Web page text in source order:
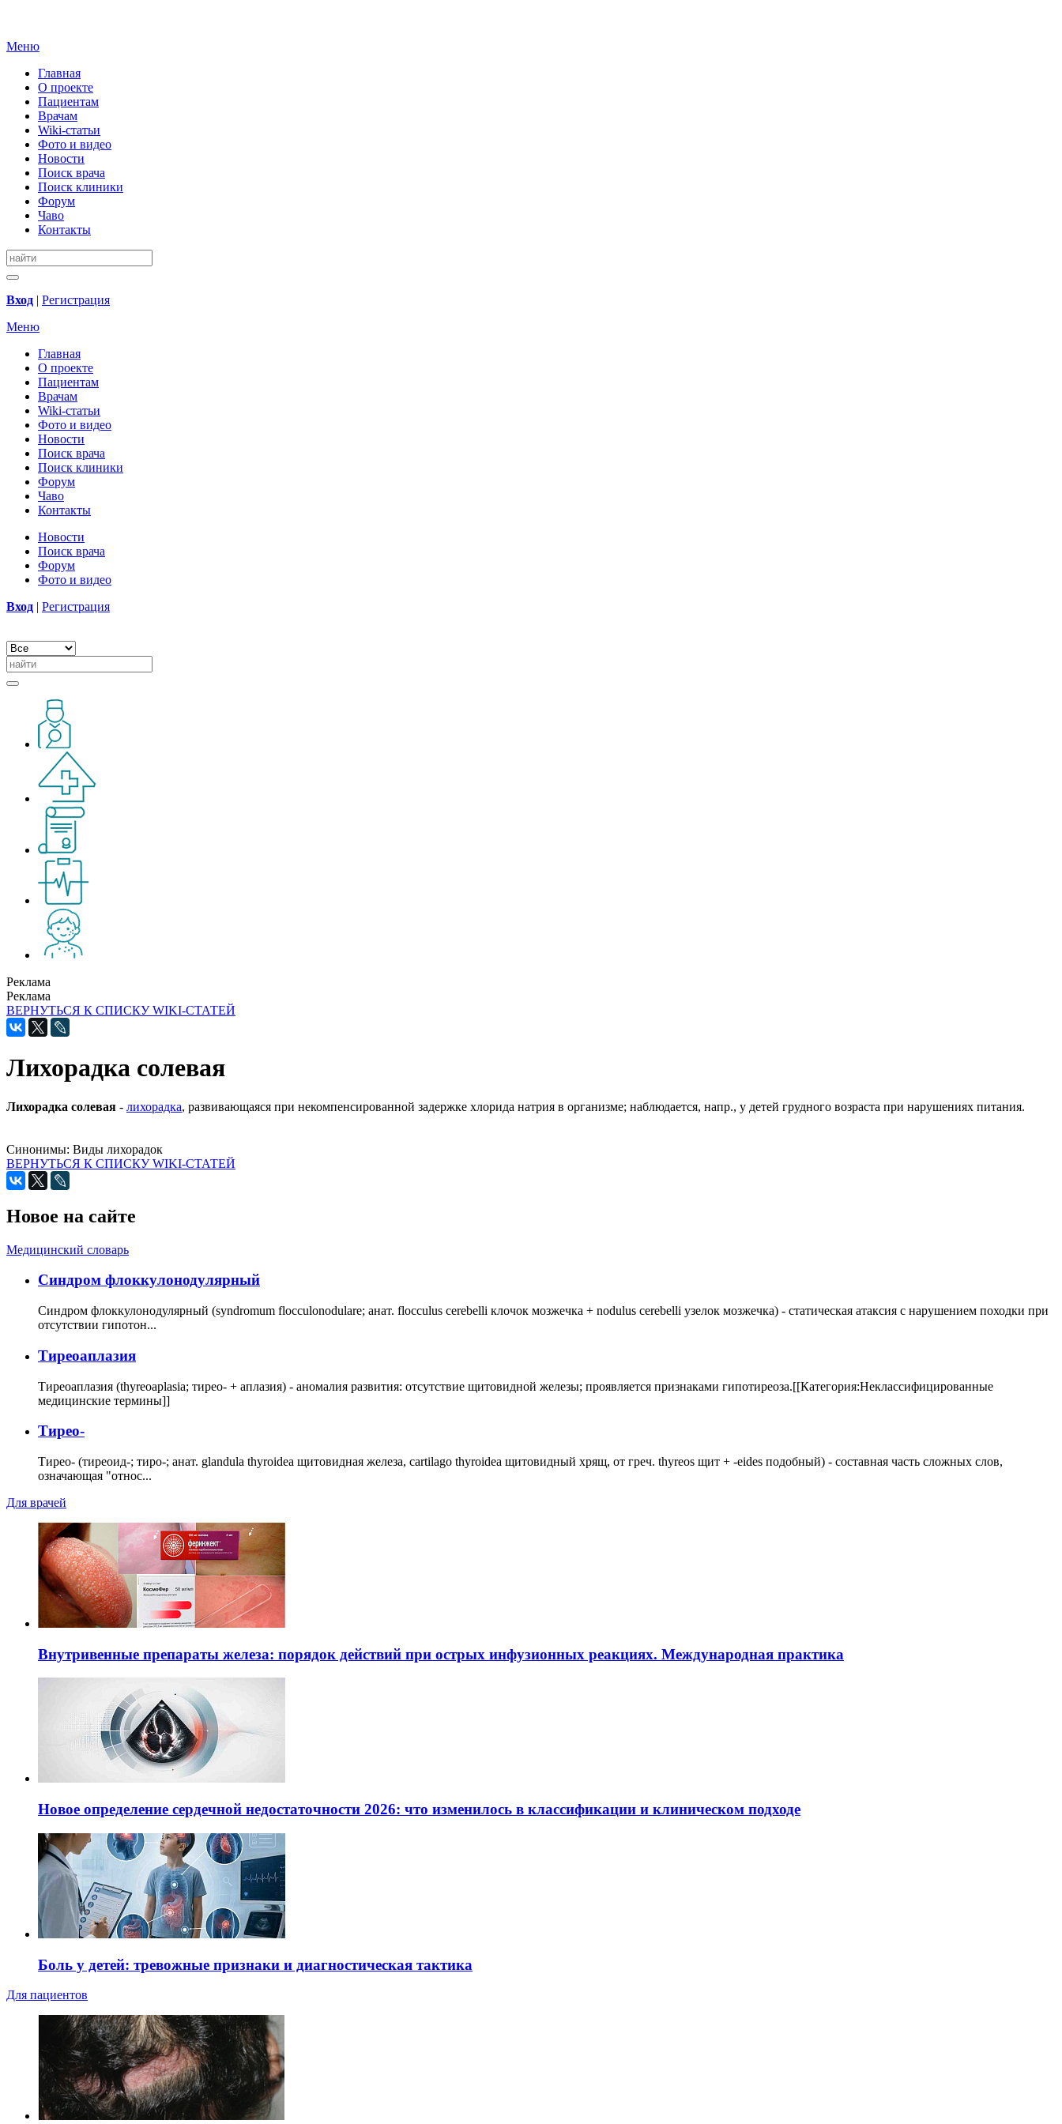
Меню
Главная
О проекте
Пациентам
Врачам
Wiki-статьи
Фото и видео
Новости
Поиск врача
Поиск клиники
Форум
Чаво
Контакты
Вход | Регистрация
Меню
Главная
О проекте
Пациентам
Врачам
Wiki-статьи
Фото и видео
Новости
Поиск врача
Поиск клиники
Форум
Чаво
Контакты
Новости
Поиск врача
Форум
Фото и видео
Вход | Регистрация
Реклама
Реклама
ВЕРНУТЬСЯ К СПИСКУ WIKI-СТАТЕЙ
Лихорадка солевая
Лихорадка солевая - лихорадка, развивающаяся при некомпенсированной задержке хлорида натрия в организме; наблюдается, напр., у детей грудного возраста при нарушениях питания.
Синонимы: Виды лихорадок
ВЕРНУТЬСЯ К СПИСКУ WIKI-СТАТЕЙ
Новое на сайте
Медицинский словарь
Cиндром флоккулонодулярный
Синдром флоккулонодулярный (syndromum flocculonodulare; анат. flocculus cerebelli клочок мозжечка + nodulus cerebelli узелок мозжечка) - статическая атаксия с нарушением походки при
отсутствии гипотон...
Тиреоаплазия
Тиреоаплазия (thyreoaplasia; тирео- + аплазия) - аномалия развития: отсутствие щитовидной железы; проявляется признаками гипотиреоза.[[Категория:Неклассифицированные
медицинские термины]]
Тирео-
Тирео- (тиреоид-; тиро-; анат. glandula thyroidea щитовидная железа, cartilago thyroidea щитовидный хрящ, от греч. thyreos щит + -eides подобный) - составная часть сложных слов,
означающая "относ...
Для врачей
Внутривенные препараты железа: порядок действий при острых инфузионных реакциях. Международная практика
Новое определение сердечной недостаточности 2026: что изменилось в классификации и клиническом подходе
Боль у детей: тревожные признаки и диагностическая тактика
Для пациентов